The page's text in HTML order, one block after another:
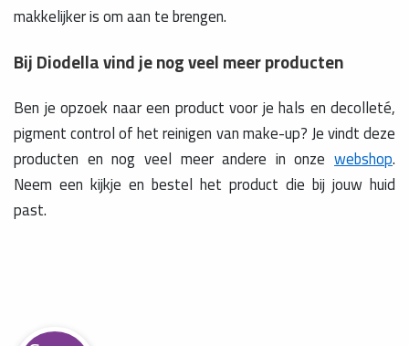
makkelijker is om aan te brengen.
Bij Diodella vind je nog veel meer producten
Ben je opzoek naar een product voor je hals en decolleté,
pigment control of het reinigen van make-up? Je vindt deze
producten en nog veel meer andere in onze webshop.
Neem een kijkje en bestel het product die bij jouw huid
past.